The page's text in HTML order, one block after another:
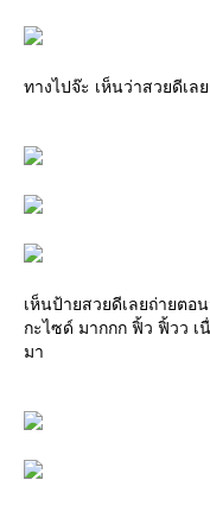
ทางไปจ๊ะ เห็นว่าสวยดีเล
เห็นป้ายสวยดีเลยถ่ายตอ
กะไซด์ มากกก ฟิ้ว ฟิ้วว เ
มา